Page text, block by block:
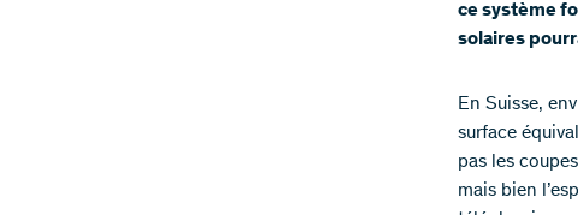
ce système
solaires
En Suisse,
surface
pas les
mais bien